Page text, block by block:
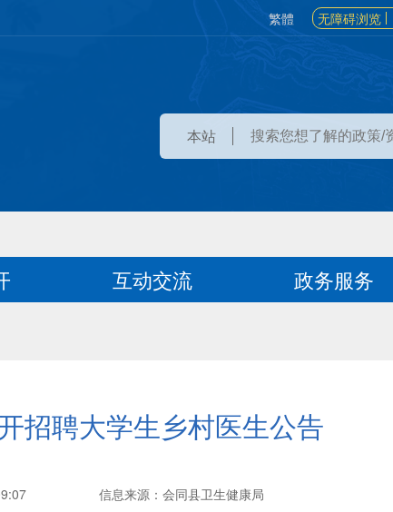
繁體 无障碍浏览
本站
互动交流 政务服务
招聘大学生乡村医生公告
信息来源：会同县卫生健康局